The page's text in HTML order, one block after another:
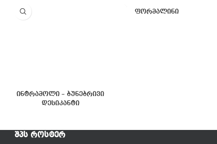
ინტრამოლი – ბუნებრივი
დესიკანტი
ფორმალინი
ᲨᲞᲡ ᲠᲝᲡᲢᲔᲠ